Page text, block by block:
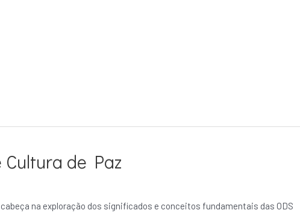
Cultura de Paz
na exploração dos significados e conceitos fundamentais das ODS